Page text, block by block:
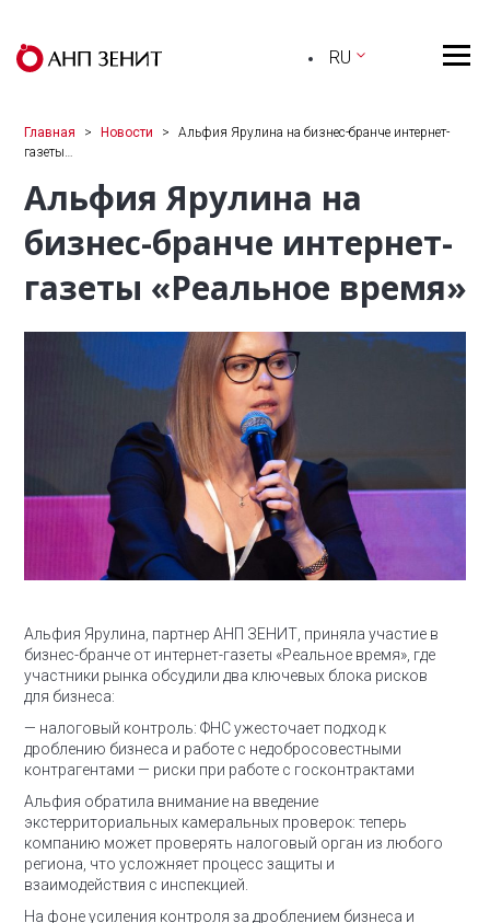
RU
Главная Новости
Альфия Ярулина на бизнес-бранче интернет-
газеты…
Альфия Ярулина на
бизнес-бранче интернет-
газеты «Реальное время»
Альфия Ярулина, партнер АНП ЗЕНИТ, приняла участие в
бизнес-бранче от интернет-газеты «Реальное время», где
участники рынка обсудили два ключевых блока рисков
для бизнеса:
— налоговый контроль: ФНС ужесточает подход к
дроблению бизнеса и работе с недобросовестными
контрагентами — риски при работе с госконтрактами
Альфия обратила внимание на введение
экстерриториальных камеральных проверок: теперь
компанию может проверять налоговый орган из любого
региона, что усложняет процесс защиты и
взаимодействия с инспекцией.
На фоне усиления контроля за дроблением бизнеса и